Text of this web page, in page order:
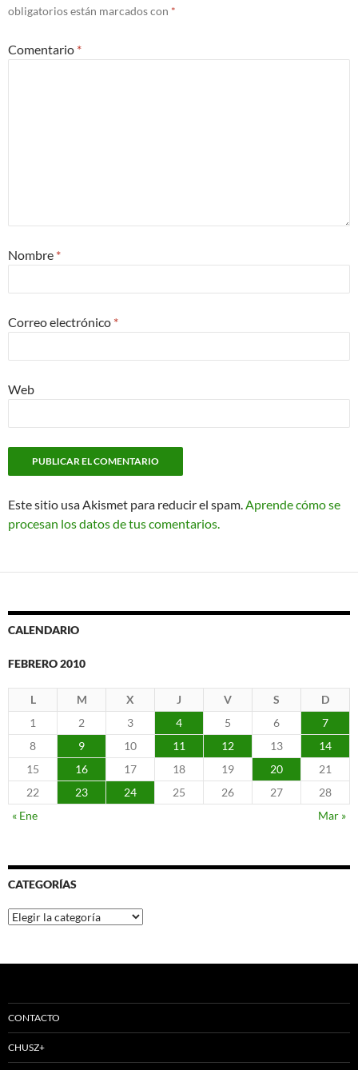
obligatorios están marcados con *
Comentario *
Nombre *
Correo electrónico *
Web
Este sitio usa Akismet para reducir el spam.Aprende cómo se
procesan los datos de tus comentarios.
CALENDARIO
FEBRERO 2010
L M X J V S
D
1
2 3 4 5 6
7
8
9 10 11 12 13
14
15
16 17 18 19 20
21
22
23 24 25 26 27
28
« Ene
Mar »
CATEGORÍAS
Categorías
CONTACTO
CHUSZ+